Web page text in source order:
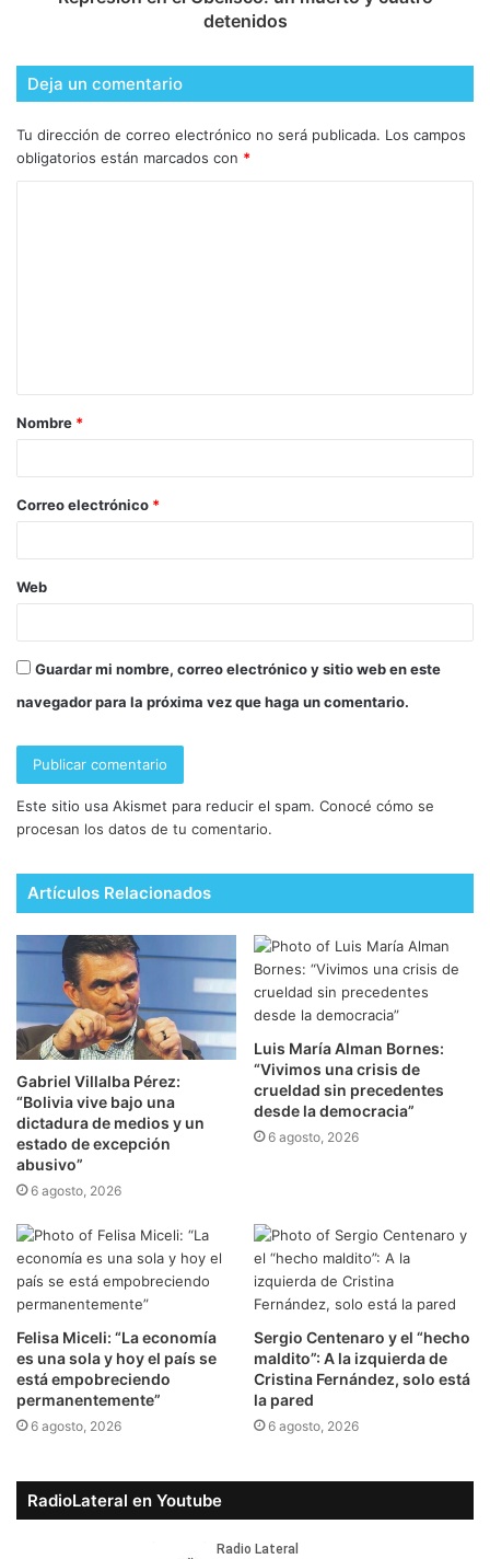
detenidos
Deja un comentario
Tu dirección de correo electrónico no será publicada. Los campos
obligatorios están marcados con *
Nombre *
Correo electrónico *
Web
Guardar mi nombre, correo electrónico y sitio web en este
navegador para la próxima vez que haga un comentario.
Este sitio usa Akismet para reducir el spam. Conocé cómo se
procesan los datos de tu comentario.
Artículos Relacionados
Gabriel Villalba Pérez:
“Bolivia vive bajo una
dictadura de medios y un
estado de excepción
abusivo”
6 agosto, 2026
Luis María Alman Bornes:
“Vivimos una crisis de
crueldad sin precedentes
desde la democracia”
6 agosto, 2026
Felisa Miceli: “La economía
es una sola y hoy el país se
está empobreciendo
permanentemente”
6 agosto, 2026
Sergio Centenaro y el “hecho
maldito”: A la izquierda de
Cristina Fernández, solo está
la pared
6 agosto, 2026
RadioLateral en Youtube